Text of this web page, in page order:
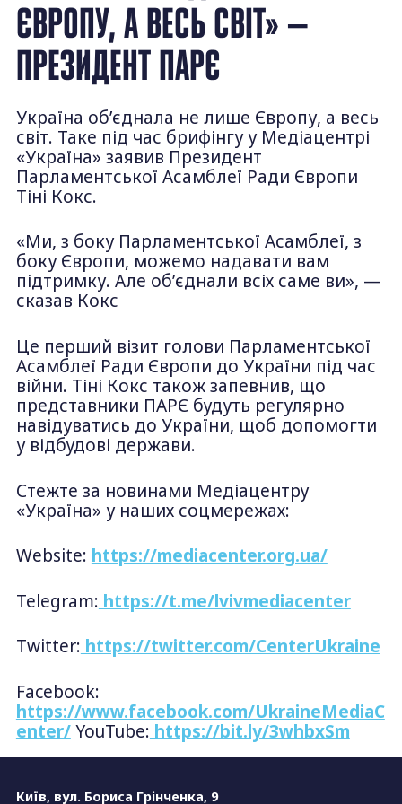
ЄВРОПУ, А ВЕСЬ СВІТ» —
ПРЕЗИДЕНТ ПАРЄ
Україна об’єднала не лише Європу, а весь
світ. Таке під час брифінгу у Медіацентрі
«Україна» заявив Президент
Парламентської Асамблеї Ради Європи
Тіні Кокс.
«Ми, з боку Парламентської Асамблеї, з
боку Європи, можемо надавати вам
підтримку. Але об’єднали всіх саме ви», —
сказав Кокс
Це перший візит голови Парламентської
Асамблеї Ради Європи до України під час
війни. Тіні Кокс також запевнив, що
представники ПАРЄ будуть регулярно
навідуватись до України, щоб допомогти
у відбудові держави.
Стежте за новинами Медіацентру
«Україна» у наших соцмережах:
Website: https://mediacenter.org.ua/
Telegram: https://t.me/lvivmediacenter
Twitter: https://twitter.com/CenterUkraine
Facebook:
https://www.facebook.com/UkraineMediaC
enter/YouTube: https://bit.ly/3whbxSm
Київ, вул. Бориса Грінченка, 9